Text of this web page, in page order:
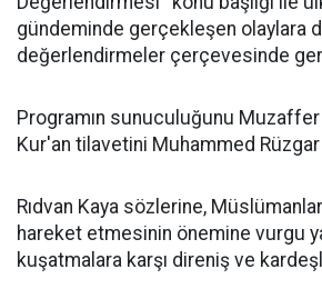
gündeminde gerçekleşen olaylara
değerlendirmeler çerçevesinde
Programın sunuculuğunu
Kur'an tilavetini Muhammed
Rıdvan Kaya sözlerine,
hareket etmesinin önemine vurgu
kuşatmalara karşı direniş ve